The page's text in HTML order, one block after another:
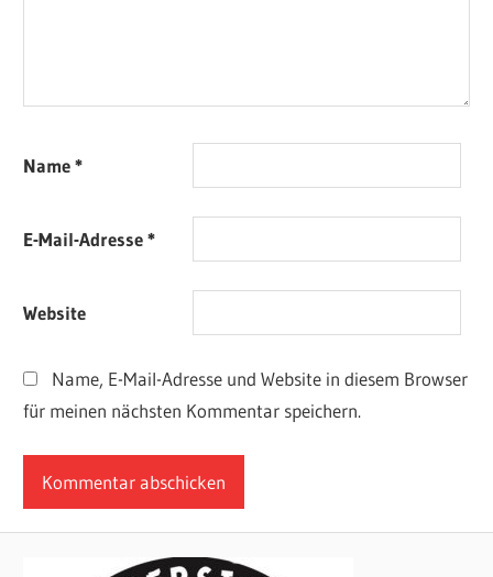
Name*
E-Mail-Adresse*
Website
Name, E-Mail-Adresse und Website in diesem Browser
für meinen nächsten Kommentar speichern.